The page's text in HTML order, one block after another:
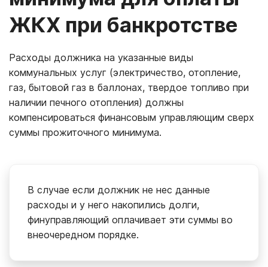
ЖКХ при банкротстве
Расходы должника на указанные виды
коммунальных услуг (электричество, отопление,
газ, бытовой газ в баллонах, твердое топливо при
наличии печного отопления) должны
компенсироваться финансовым управляющим сверх
суммы прожиточного минимума.
В случае если должник не нес данные
расходы и у него накопились долги,
финуправляющий оплачивает эти суммы во
внеочередном порядке.